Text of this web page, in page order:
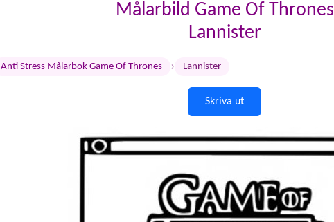
Målarbild Game Of Thrones
Lannister
Anti Stress Målarbok Game Of Thrones › Lannister
Skriva ut